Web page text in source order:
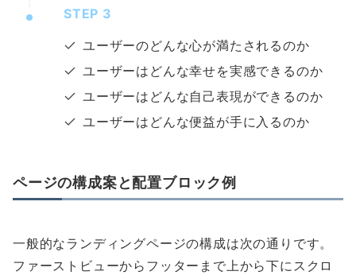
STEP 3
ユーザーのどんな心が満たされるのか
ユーザーはどんな幸せを実感できるのか
ユーザーはどんな自己表現ができるのか
ユーザーはどんな便益が手に入るのか
ページの構成案と配置ブロック例
一般的なランディングページの構成は次の通りです。
ファーストビューからフッターまで上から下にスクロ